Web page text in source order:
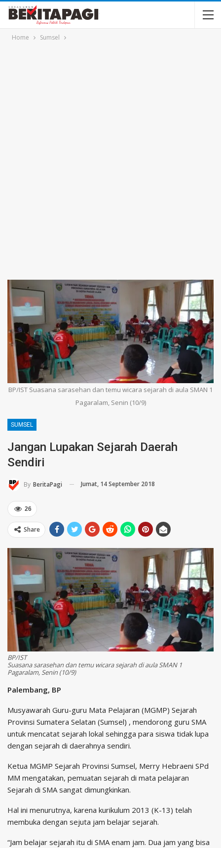
Home Sumsel
BP/IST Suasana sarasehan dan temu wicara sejarah di aula SMAN 1
Pagaralam, Senin (10/9)
SUMSEL
Jangan Lupakan Sejarah Daerah
Sendiri
By BeritaPagi Jumat, 14 September 2018
26
Share
BP/IST
Suasana sarasehan dan temu wicara sejarah di aula SMAN 1
Pagaralam, Senin (10/9)
Palembang, BP
Musyawarah Guru-guru Mata Pelajaran (MGMP) Sejarah
Provinsi Sumatera Selatan (Sumsel) , mendorong guru SMA
untuk mencatat sejarah lokal sehingga para siswa tidak lupa
dengan sejarah di daerahnya sendiri.
Ketua MGMP Sejarah Provinsi Sumsel, Merry Hebraeni SPd
MM mengatakan, pemuatan sejarah di mata pelajaran
Sejarah di SMA sangat dimungkinkan.
Hal ini menurutnya, karena kurikulum 2013 (K-13) telah
membuka dengan sejuta jam belajar sejarah.
“Jam belajar sejarah itu di SMA enam jam. Dua jam yang bisa